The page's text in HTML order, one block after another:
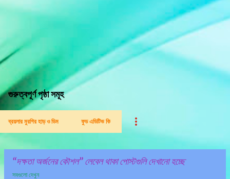
গুরুত্বপূর্ণ পৃষ্ঠা সমূহ
ব্রয়লার মুরগির হাড় ও ডিম ফুড এডিটিভ কি
দক্ষতা অর্জনের কৌশল লেবেল থাকা পোস্টগুলি দেখানো হচ্ছে
সবগুলো দেখুন